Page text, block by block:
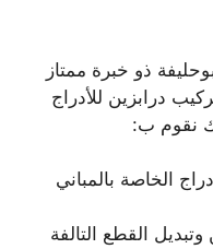
ذو خبرة ممتاز
درابزين للأدراج
نقوم ب:
الخاصة بالمباني
القطع التالفة